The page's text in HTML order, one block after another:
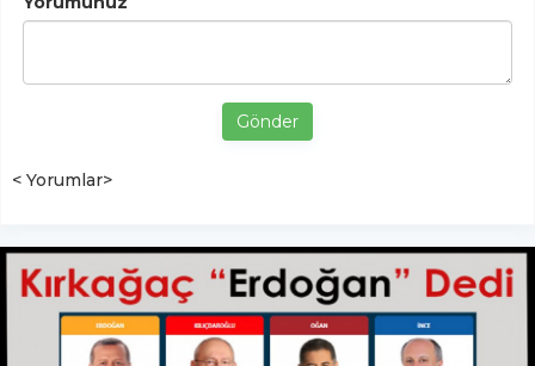
Gönder
< Yorumlar>